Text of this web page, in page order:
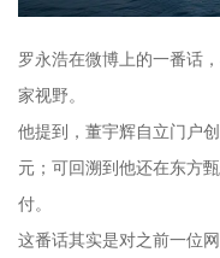
罗永浩在微博上的一番话
家视野。
他提到，董宇辉自立门户
元；可回溯到他还在东方
付。
这番话其实是对之前一位网